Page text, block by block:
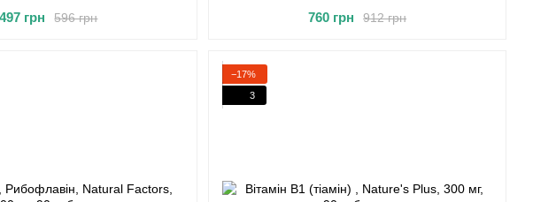
596 грн
497 грн 912 грн
760 грн
−17%
3